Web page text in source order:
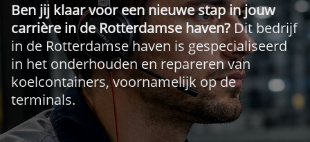
Ben jij klaar voor een nieuwe stap in jouw
carrière in de Rotterdamse haven? Dit bedrijf
in de Rotterdamse haven is gespecialiseerd
in het onderhouden en repareren van
koelcontainers, voornamelijk op de
terminals.